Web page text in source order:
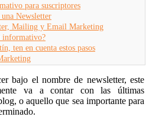
para suscriptores
una Newsletter
Mailing y Email Marketing
informativo?
ten en cuenta estos pasos
bajo el nombre de newsletter, este
va a contar con las últimas
o aquello que sea importante para